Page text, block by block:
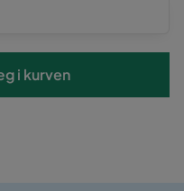
i kurven